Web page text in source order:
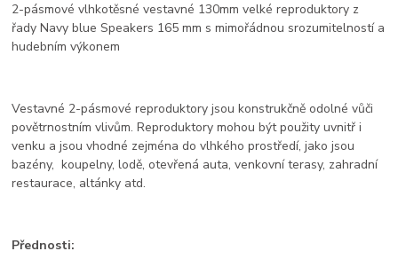
2-pásmové vlhkotěsné vestavné 130mm velké reproduktory z
řady Navy blue Speakers 165 mm s mimořádnou srozumitelností a
hudebním výkonem
Vestavné 2-pásmové reproduktory jsou konstrukčně odolné vůči
povětrnostním vlivům. Reproduktory mohou být použity uvnitř i
venku a jsou vhodné zejména do vlhkého prostředí, jako jsou
bazény, koupelny, lodě, otevřená auta, venkovní terasy, zahradní
restaurace, altánky atd.
Přednosti: